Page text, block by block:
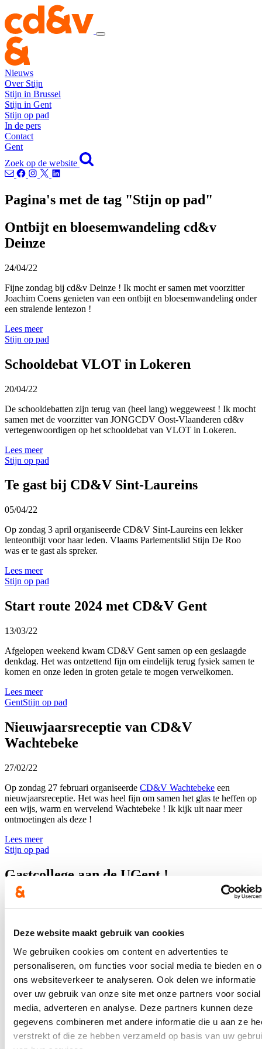
Deze website maakt gebruik van cookies
We gebruiken cookies om content en advertenties te
personaliseren, om functies voor social media te bieden en
ons websiteverkeer te analyseren. Ook delen we informatie
over uw gebruik van onze site met onze partners voor social
media, adverteren en analyse. Deze partners kunnen deze
gegevens combineren met andere informatie die u aan ze
verstrekt of die ze hebben verzameld op basis van uw
Nieuws
Over Stijn
Stijn in Brussel
Stijn in Gent
Stijn op pad
In de pers
Contact
Gent
Zoek op de website
Pagina's met de tag "Stijn op pad"
Ontbijt en bloesemwandeling cd&v
Deinze
24/04/22
Fijne zondag bij cd&v Deinze ! Ik mocht er samen met voorzitter
Joachim Coens genieten van een ontbijt en bloesemwandeling onder
een stralende lentezon !
Lees meer
Stijn op pad
Schooldebat VLOT in Lokeren
20/04/22
De schooldebatten zijn terug van (heel lang) weggeweest ! Ik mocht
samen met de voorzitter van JONGCDV Oost-Vlaanderen cd&v
vertegenwoordigen op het schooldebat van VLOT in Lokeren.
Lees meer
Stijn op pad
Te gast bij CD&V Sint-Laureins
05/04/22
Op zondag 3 april organiseerde CD&V Sint-Laureins een lekker
lenteontbijt voor haar leden. Vlaams Parlementslid Stijn De Roo
was er te gast als spreker.
Lees meer
Stijn op pad
Start route 2024 met CD&V Gent
13/03/22
Afgelopen weekend kwam CD&V Gent samen op een geslaagde
denkdag. Het was ontzettend fijn om eindelijk terug fysiek samen te
komen en onze leden in groten getale te mogen verwelkomen.
Lees meer
GentStijn op pad
Nieuwjaarsreceptie van CD&V
Wachtebeke
27/02/22
Op zondag 27 februari organiseerde CD&V Wachtebeke een
nieuwjaarsreceptie. Het was heel fijn om samen het glas te heffen op
een wijs, warm en wervelend Wachtebeke ! Ik kijk uit naar meer
ontmoetingen als deze !
Lees meer
Stijn op pad
Gastcollege aan de UGent !
26/11/21
Lees meer
Stijn op pad
Dag van de Ondernemer: bezoek aan vier
straffe Oost-Vlaamse ondernemers
20/11/21
Het is uiterst belangrijk om zelfstandigen, KMO's, start-/scale-ups